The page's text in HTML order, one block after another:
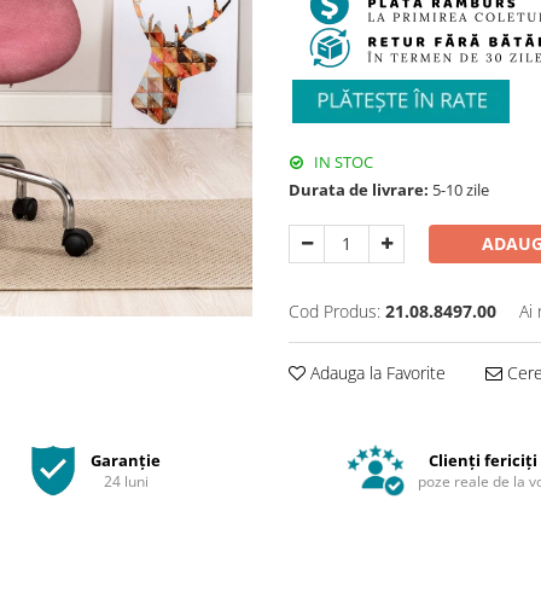
IN STOC
Durata de livrare: 5-10 zile
Cod Produs: 21.08.8497.00 Ai
Adauga la Favorite
Garanție
24 luni
Clienți fericiți
poze reale de la